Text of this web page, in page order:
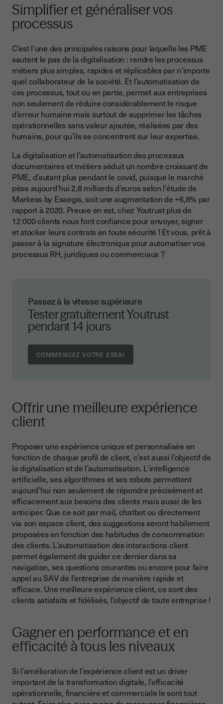
Simplifier et généraliser vos
processus
C’est l’une des principales raisons pour laquelle les PME
sautent le pas de la digitalisation : rendre les processus
métiers plus simples, rapides et réplicables par n’importe
quel collaborateur de la société. Et l’automatisation de
ces processus, tout ou en partie, permet aux entreprises
non seulement de réduire considérablement le risque
d’erreur humaine mais surtout de supprimer les tâches
opérationnelles sans valeur ajoutée, réalisées par des
humains, pour qu’ils se concentrent sur leur expertise.
La digitalisation et l’automatisation des processus
documentaires et métiers séduit un nombre croissant de
PME, d’autant plus pendant le covid, puisque le marché
pèse aujourd’hui 2,8 milliards d’euros selon l’étude de
Markess by Exaegis, soit une augmentation de +6,8% par
rapport à 2020. Preuve en est, chez Youtrust plus de
12 000 clients nous font confiance pour envoyer, signer
et stocker leurs contrats en toute sécurité ! Et vous, prêt à
passer à la signature électronique pour automatiser vos
processus RH, juridiques ou commerciaux ?
Passez à la vitesse supérieure
Tester gratuitement Youtrust
pendant 14 jours
Offrir une meilleure expérience
client
Proposer une expérience unique et personnalisée en
fonction de chaque profil de client, c’est aussi l’objectif de
la digitalisation et de l’automatisation. L’intelligence
artificielle, ses algorithmes et ses robots permettent
aujourd’hui non seulement de répondre précisément et
efficacement aux besoins des clients mais aussi de les
anticiper. Que ce soit par mail, chatbot ou directement
via son espace client, des suggestions seront habilement
proposées en fonction des habitudes de consommation
des clients. L’automatisation des interactions client
permet également de guider ce dernier dans sa
navigation, ses questions courantes ou encore pour faire
appel au SAV de l’entreprise de manière rapide et
efficace. Une meilleure expérience client, ce sont des
clients satisfaits et fidélisés, l’objectif de toute entreprise !
Gagner en performance et en
efficacité à tous les niveaux
Si l’amélioration de l’expérience client est un driver
important de la transformation digitale, l’efficacité
opérationnelle, financière et commerciale le sont tout